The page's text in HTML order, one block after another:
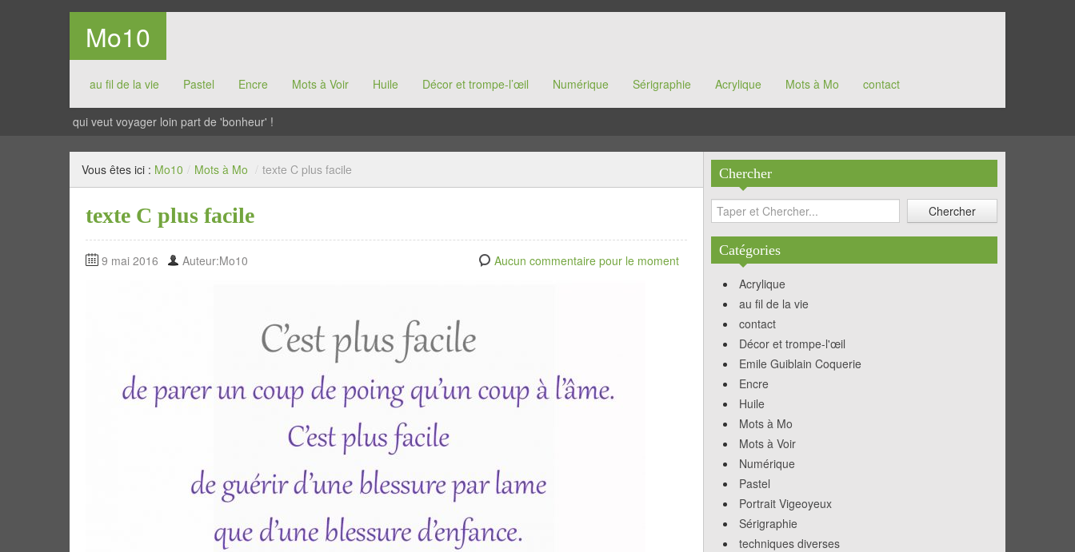
Mo10
au fil de la vie Pastel Encre Mots à Voir Huile Décor et trompe-l’œil Numérique Sérigraphie Acrylique Mots à Mo contact
qui veut voyager loin part de 'bonheur' !
Vous êtes ici : Mo10 / Mots à Mo / texte C plus facile
texte C plus facile
9 mai 2016 Auteur:Mo10 Aucun commentaire pour le moment
Chercher
Catégories
Acrylique
au fil de la vie
contact
Décor et trompe-l'œil
Emile Guiblain Coquerie
Encre
Huile
Mots à Mo
Mots à Voir
Numérique
Pastel
Portrait Vigeoyeux
Sérigraphie
techniques diverses